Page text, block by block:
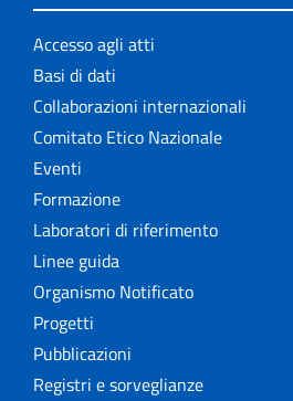
Accesso agli atti
Basi di dati
Collaborazioni internazionali
Comitato Etico Nazionale
Eventi
Formazione
Laboratori di riferimento
Linee guida
Organismo Notificato
Progetti
Pubblicazioni
Registri e sorveglianze